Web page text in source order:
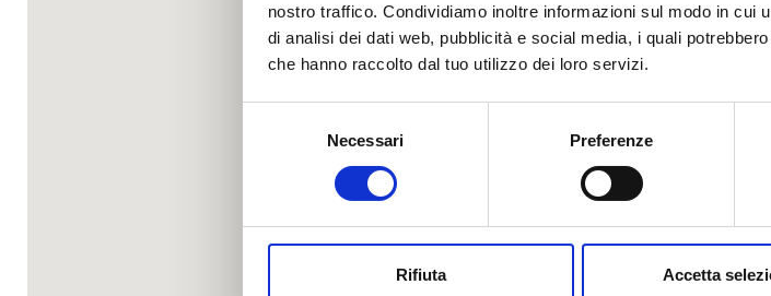
nostro traffico. Condividiamo inoltre informazioni sul modo in
di analisi dei dati web, pubblicità e social media, i quali
che hanno raccolto dal tuo utilizzo dei loro servizi.
Necessari Preferenze
Rifiuta Accetta
This page can't load Google
Do you own this website?